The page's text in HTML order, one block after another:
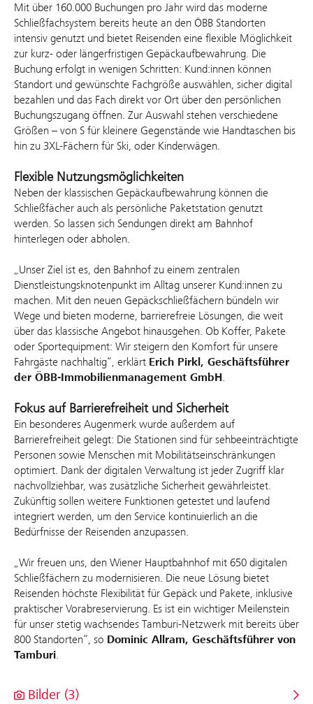
Mit über 160.000 Buchungen pro Jahr wird das moderne
Schließfachsystem bereits heute an den ÖBB Standorten
intensiv genutzt und bietet Reisenden eine flexible Möglichkeit
zur kurz- oder längerfristigen Gepäckaufbewahrung. Die
Buchung erfolgt in wenigen Schritten: Kund:innen können
Standort und gewünschte Fachgröße auswählen, sicher digital
bezahlen und das Fach direkt vor Ort über den persönlichen
Buchungszugang öffnen. Zur Auswahl stehen verschiedene
Größen – von S für kleinere Gegenstände wie Handtaschen bis
hin zu 3XL-Fächern für Ski, oder Kinderwägen.
Flexible Nutzungsmöglichkeiten
Neben der klassischen Gepäckaufbewahrung können die
Schließfächer auch als persönliche Paketstation genutzt
werden. So lassen sich Sendungen direkt am Bahnhof
hinterlegen oder abholen.
„Unser Ziel ist es, den Bahnhof zu einem zentralen
Dienstleistungsknotenpunkt im Alltag unserer Kund:innen zu
machen. Mit den neuen Gepäckschließfächern bündeln wir
Wege und bieten moderne, barrierefreie Lösungen, die weit
über das klassische Angebot hinausgehen. Ob Koffer, Pakete
oder Sportequipment: Wir steigern den Komfort für unsere
Fahrgäste nachhaltig“, erklärt Erich Pirkl, Geschäftsführer
der ÖBB-Immobilienmanagement GmbH.
Fokus auf Barrierefreiheit und Sicherheit
Ein besonderes Augenmerk wurde außerdem auf
Barrierefreiheit gelegt: Die Stationen sind für sehbeeinträchtigte
Personen sowie Menschen mit Mobilitätseinschränkungen
optimiert. Dank der digitalen Verwaltung ist jeder Zugriff klar
nachvollziehbar, was zusätzliche Sicherheit gewährleistet.
Zukünftig sollen weitere Funktionen getestet und laufend
integriert werden, um den Service kontinuierlich an die
Bedürfnisse der Reisenden anzupassen.
„Wir freuen uns, den Wiener Hauptbahnhof mit 650 digitalen
Schließfächern zu modernisieren. Die neue Lösung bietet
Reisenden höchste Flexibilität für Gepäck und Pakete, inklusive
praktischer Vorabreservierung. Es ist ein wichtiger Meilenstein
für unser stetig wachsendes Tamburi-Netzwerk mit bereits über
800 Standorten“, so Dominic Allram, Geschäftsführer von
Tamburi.
Bilder (3)